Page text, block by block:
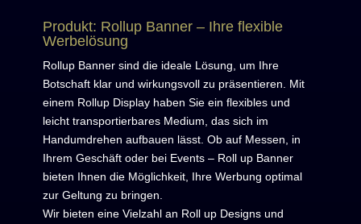
Produkt: Rollup Banner – Ihre flexible
Werbelösung
Rollup Banner sind die ideale Lösung, um Ihre
Botschaft klar und wirkungsvoll zu präsentieren. Mit
einem Rollup Display haben Sie ein flexibles und
leicht transportierbares Medium, das sich im
Handumdrehen aufbauen lässt. Ob auf Messen, in
Ihrem Geschäft oder bei Events – Roll up Banner
bieten Ihnen die Möglichkeit, Ihre Werbung optimal
zur Geltung zu bringen.
Wir bieten eine Vielzahl an Roll up Designs und